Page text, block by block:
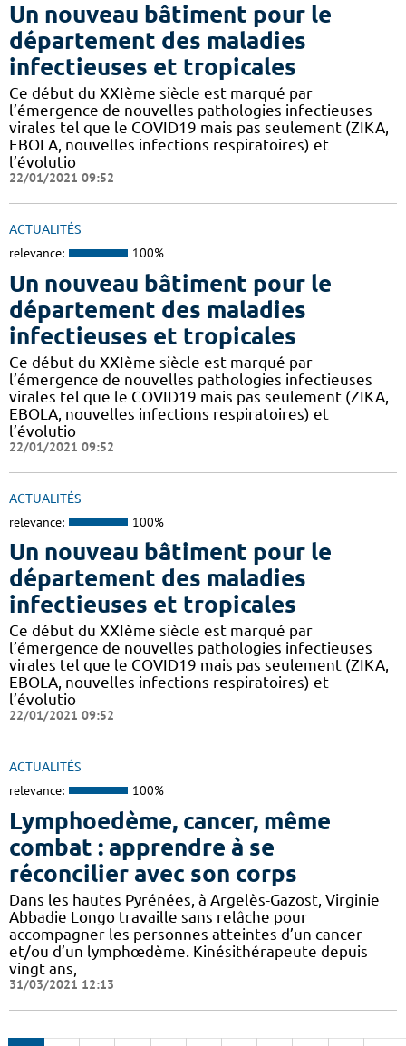
Un nouveau bâtiment pour le
département des maladies
infectieuses et tropicales
Ce début du XXIème siècle est marqué par
l’émergence de nouvelles pathologies infectieuses
virales tel que le COVID19 mais pas seulement (ZIKA,
EBOLA, nouvelles infections respiratoires) et
l’évolutio
22/01/2021 09:52
ACTUALITÉS
relevance: 100%
Un nouveau bâtiment pour le
département des maladies
infectieuses et tropicales
Ce début du XXIème siècle est marqué par
l’émergence de nouvelles pathologies infectieuses
virales tel que le COVID19 mais pas seulement (ZIKA,
EBOLA, nouvelles infections respiratoires) et
l’évolutio
22/01/2021 09:52
ACTUALITÉS
relevance: 100%
Un nouveau bâtiment pour le
département des maladies
infectieuses et tropicales
Ce début du XXIème siècle est marqué par
l’émergence de nouvelles pathologies infectieuses
virales tel que le COVID19 mais pas seulement (ZIKA,
EBOLA, nouvelles infections respiratoires) et
l’évolutio
22/01/2021 09:52
ACTUALITÉS
relevance: 100%
Lymphoedème, cancer, même
combat : apprendre à se
réconcilier avec son corps
Dans les hautes Pyrénées, à Argelès-Gazost, Virginie
Abbadie Longo travaille sans relâche pour
accompagner les personnes atteintes d’un cancer
et/ou d’un lymphœdème. Kinésithérapeute depuis
vingt ans,
31/03/2021 12:13